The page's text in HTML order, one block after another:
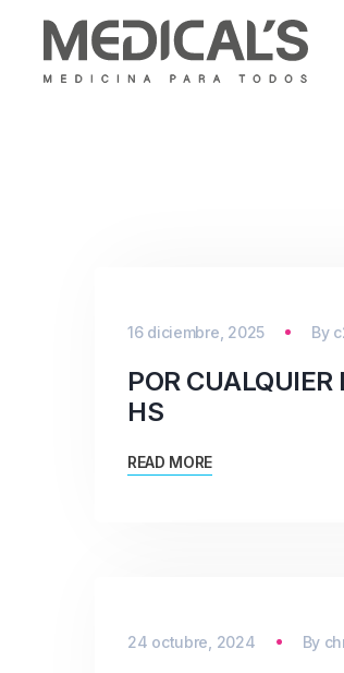
16 diciembre, 2025 By
POR
HS
READ MORE
24 octubre, 2024 By